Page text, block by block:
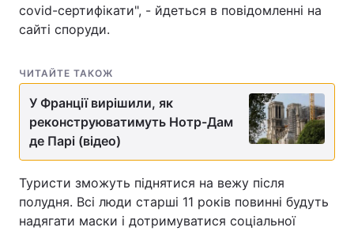
Цікавинки Погода
Лонгріди
Відео з Youtube Статті
Архів Вакансії
covid-сертифікати", - йдеться в повідомленні на
сайті споруди.
ЧИТАЙТЕ ТАКОЖ
У Франції вирішили, як
реконструюватимуть Нотр-Дам
де Парі (відео)
Туристи зможуть піднятися на вежу після
полудня. Всі люди старші 11 років повинні будуть
надягати маски і дотримуватися соціальної